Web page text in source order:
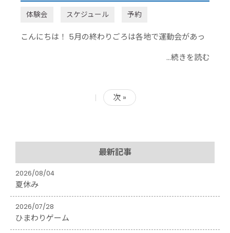
体験会 スケジュール 予約
こんにちは！ 5月の終わりごろは各地で運動会があっ
...続きを読む
| 次 »
最新記事
2026/08/04
夏休み
2026/07/28
ひまわりゲーム